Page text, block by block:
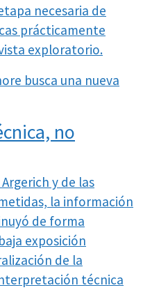
necesaria de
prácticamente
exploratorio.
no
y de las
la información
de forma
exposición
de la
técnica